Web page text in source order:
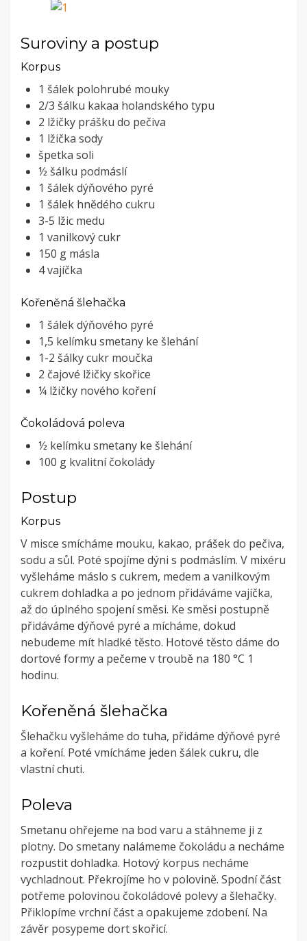
Suroviny a postup
Korpus
1 šálek polohrubé mouky
2/3 šálku kakaa holandského typu
2 lžičky prášku do pečiva
1 lžička sody
špetka soli
½ šálku podmáslí
1 šálek dýňového pyré
1 šálek hnědého cukru
3-5 lžic medu
1 vanilkový cukr
150 g másla
4 vajíčka
Kořeněná šlehačka
1 šálek dýňového pyré
1,5 kelímku smetany ke šlehání
1-2 šálky cukr moučka
2 čajové lžičky skořice
¼ lžičky nového koření
Čokoládová poleva
½ kelímku smetany ke šlehání
100 g kvalitní čokolády
Postup
Korpus
V misce smícháme mouku, kakao, prášek do pečiva,
sodu a sůl. Poté spojíme dýni s podmáslím. V mixéru
vyšleháme máslo s cukrem, medem a vanilkovým
cukrem dohladka a po jednom přidáváme vajíčka,
až do úplného spojení směsi. Ke směsi postupně
přidáváme dýňové pyré a mícháme, dokud
nebudeme mít hladké těsto. Hotové těsto dáme do
dortové formy a pečeme v troubě na 180 °C 1
hodinu.
Kořeněná šlehačka
Šlehačku vyšleháme do tuha, přidáme dýňové pyré
a koření. Poté vmícháme jeden šálek cukru, dle
vlastní chuti.
Poleva
Smetanu ohřejeme na bod varu a stáhneme ji z
plotny. Do smetany nalámeme čokoládu a necháme
rozpustit dohladka. Hotový korpus necháme
vychladnout. Překrojíme ho v polovině. Spodní část
potřeme polovinou čokoládové polevy a šlehačky.
Přiklopíme vrchní část a opakujeme zdobení. Na
závěr posypeme dort skořicí.